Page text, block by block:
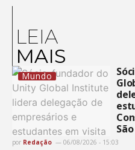
LEIA
MAIS
Mundo
por Redação 06/08/2026 - 15:03